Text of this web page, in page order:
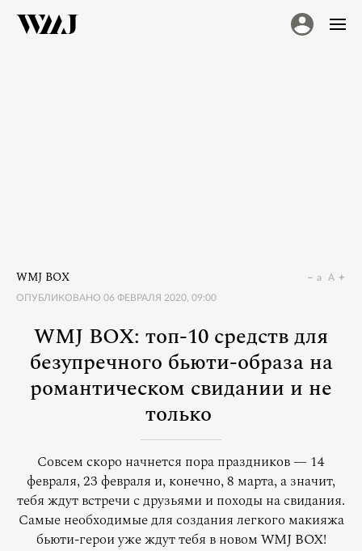
WMJ BOX
ОПУБЛИКОВАНО 06 ФЕВРАЛЯ 2020, 09:00
a A
WMJ BOX: топ-10 средств для
безупречного бьюти-образа на
романтическом свидании и не
только
Совсем скоро начнется пора праздников — 14
февраля, 23 февраля и, конечно, 8 марта, а значит,
тебя ждут встречи с друзьями и походы на свидания.
Самые необходимые для создания легкого макияжа
бьюти-герои уже ждут тебя в новом WMJ BOX!